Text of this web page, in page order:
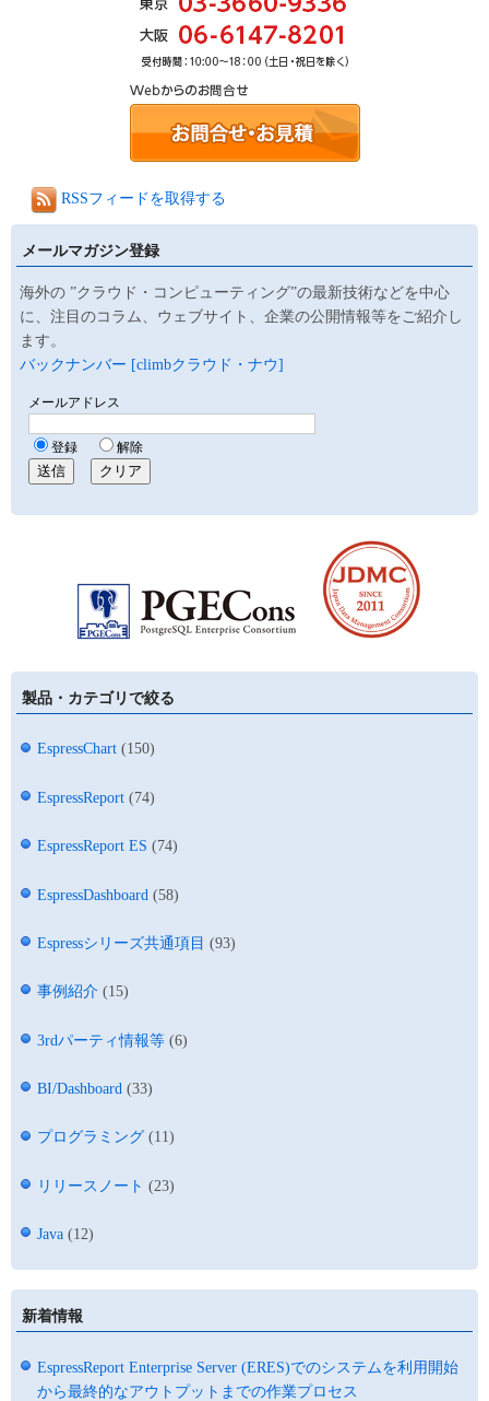
RSSフィードを取得する
メールマガジン登録
海外の ”クラウド・コンピューティング”の最新技術などを中心
に、注目のコラム、ウェブサイト、企業の公開情報等をご紹介し
ます。
バックナンバー [climbクラウド・ナウ]
製品・カテゴリで絞る
EspressChart (150)
EspressReport (74)
EspressReport ES (74)
EspressDashboard (58)
Espressシリーズ共通項目 (93)
事例紹介 (15)
3rdパーティ情報等 (6)
BI/Dashboard (33)
プログラミング (11)
リリースノート (23)
Java (12)
新着情報
EspressReport Enterprise Server (ERES)でのシステムを利用開始
から最終的なアウトプットまでの作業プロセス